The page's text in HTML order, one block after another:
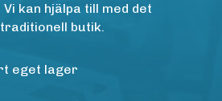
kan hjälpa till med det
butik.
eget lager